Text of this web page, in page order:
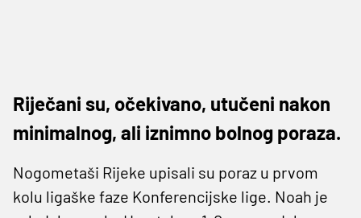
Riječani su, očekivano, utučeni nakon
minimalnog, ali iznimno bolnog poraza.
Nogometaši Rijeke upisali su poraz u prvom
kolu ligaške faze Konferencijske lige. Noah je